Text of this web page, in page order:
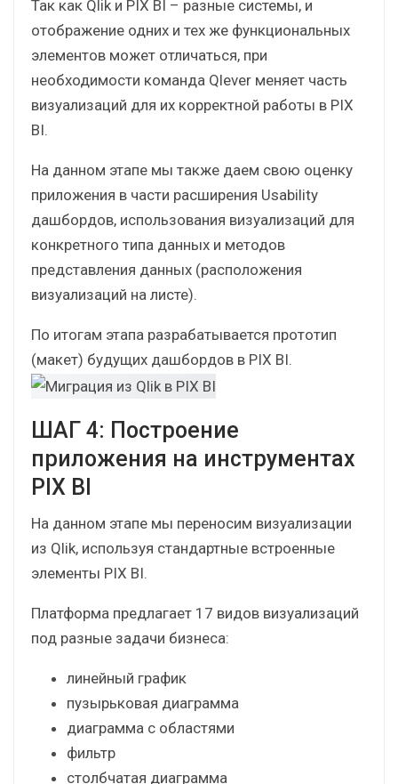
BI с учетом специфики работы системы.
ШАГ 3: Рефакторинг
интерфейса
Следующий шаг — этап адаптации интерфейса.
отображение одних и тех же функциональных
элементов может отличаться, при
необходимости команда Qlever меняет часть
визуализаций для их корректной работы в PIX
BI.
приложения в части расширения Usability
дашбордов, использования визуализаций для
конкретного типа данных и методов
визуализаций на листе).
По итогам этапа разрабатывается прототип
ШАГ 4: Построение
приложения на инструментах
PIX BI
из Qlik, используя стандартные встроенные
элементы PIX BI.
Платформа предлагает 17 видов визуализаций